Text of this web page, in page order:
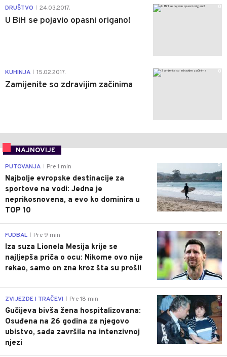
DRUŠTVO 24.03.2017.
U BiH se pojavio opasni origano!
0
KUHINJA 15.02.2017.
Zamijenite so zdravijim začinima
0
NAJNOVIJE
0
PUTOVANJA Pre 1 min
Najbolje evropske destinacije za
sportove na vodi: Jedna je
neprikosnovena, a evo ko dominira u
TOP 10
0
FUDBAL Pre 9 min
Iza suza Lionela Mesija krije se
najljepša priča o ocu: Nikome ovo nije
rekao, samo on zna kroz šta su prošli
0
ZVIJEZDE I TRAČEVI Pre 18 min
Gučijeva bivša žena hospitalizovana:
Osuđena na 26 godina za njegovo
ubistvo, sada završila na intenzivnoj
njezi